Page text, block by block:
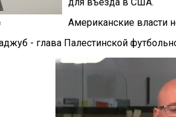
Американские власти
- глава Палестинской